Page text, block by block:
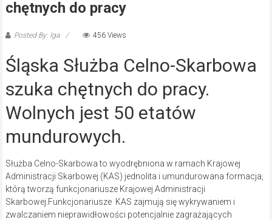
chętnych do pracy
Posted By: Iga 456 Views
Śląska Służba Celno-Skarbowa
szuka chętnych do pracy.
Wolnych jest 50 etatów
mundurowych.
Służba Celno-Skarbowa to wyodrębniona w ramach Krajowej
Administracji Skarbowej (KAS) jednolita i umundurowana formacja,
którą tworzą funkcjonariusze Krajowej Administracji
Skarbowej.Funkcjonariusze KAS zajmują się wykrywaniem i
zwalczaniem nieprawidłowości potencjalnie zagrażających